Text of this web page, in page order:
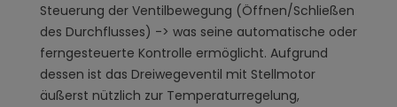
Steuerung der Ventilbewegung (Öffnen/Schließen
des Durchflusses) -> was seine automatische oder
ferngesteuerte Kontrolle ermöglicht. Aufgrund
dessen ist das Dreiwegeventil mit Stellmotor
äußerst nützlich zur Temperaturregelung,